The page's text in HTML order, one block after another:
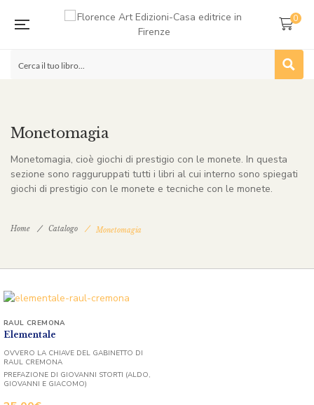
0
Monetomagia
Monetomagia, cioè giochi di prestigio con le monete. In questa
sezione sono ragguruppati tutti i libri al cui interno sono spiegati
giochi di prestigio con le monete e tecniche con le monete.
Home Catalogo Monetomagia
Elementale
RAUL CREMONA
OVVERO LA CHIAVE DEL GABINETTO DI
RAUL CREMONA
PREFAZIONE DI GIOVANNI STORTI (ALDO,
GIOVANNI E GIACOMO)